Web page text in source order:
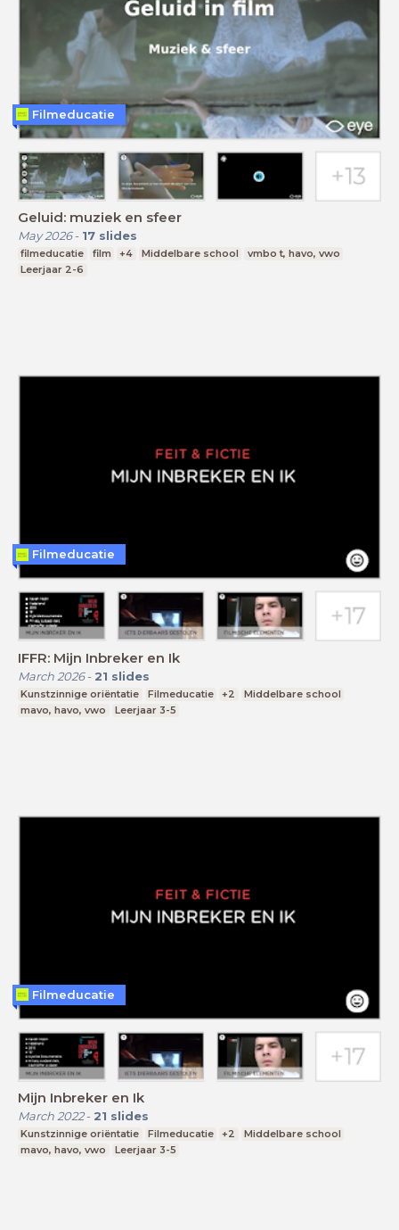
Geluid: muziek en sfeer
May 2026- 17 slides
filmeducatie film +4 Middelbare school
vmbo t, havo, vwo
Leerjaar 2-6
Filmeducatie
IFFR: Mijn Inbreker en Ik
March 2026- 21 slides
Kunstzinnige oriëntatie Filmeducatie +2
Middelbare school
mavo, havo, vwo
Leerjaar 3-5
Filmeducatie
Mijn Inbreker en Ik
March 2022- 21 slides
Kunstzinnige oriëntatie Filmeducatie +2
Middelbare school
mavo, havo, vwo
Leerjaar 3-5
Filmeducatie